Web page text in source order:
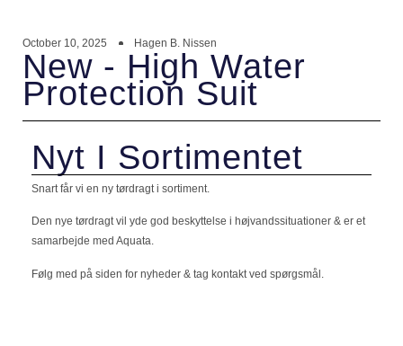
October 10, 2025 Hagen B. Nissen
New - High Water
Protection Suit
Nyt I Sortimentet
Snart får vi en ny tørdragt i sortiment.
Den nye tørdragt vil yde god beskyttelse i højvandssituationer & er et
samarbejde med Aquata.
Følg med på siden for nyheder & tag kontakt ved spørgsmål.